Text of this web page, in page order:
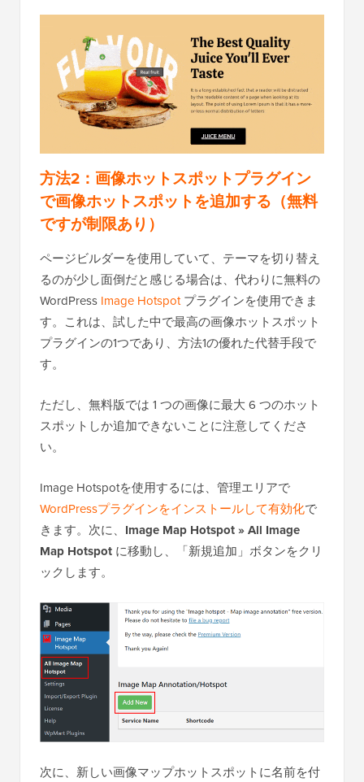
方法2：画像ホットスポットプラグイン
で画像ホットスポットを追加する（無料
ですが制限あり）
ページビルダーを使用していて、テーマを切り替え
るのが少し面倒だと感じる場合は、代わりに無料の
WordPress Image Hotspotプラグインを使用できま
す。これは、試した中で最高の画像ホットスポット
プラグインの1つであり、方法1の優れた代替手段で
す。
ただし、無料版では 1 つの画像に最大 6 つのホット
スポットしか追加できないことに注意してくださ
い。
Image Hotspotを使用するには、管理エリアで
WordPressプラグインをインストールして有効化で
きます。次に、 Image Map Hotspot » All Image
Map Hotspot に移動し、「新規追加」ボタンをクリ
ックします。
次に、新しい画像マップホットスポットに名前を付